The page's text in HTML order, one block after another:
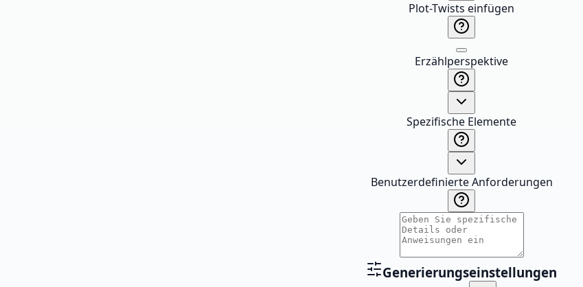
Plot-Twists einfügen
Erzählperspektive
Spezifische Elemente
Benutzerdefinierte Anforderungen
Generierungseinstellungen